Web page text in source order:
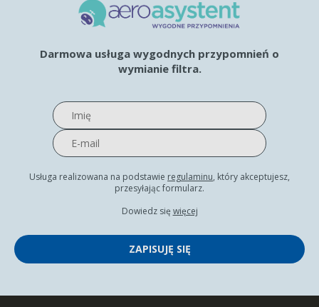
Darmowa usługa wygodnych przypomnień o
wymianie filtra.
Usługa realizowana na podstawie regulaminu, który akceptujesz,
przesyłając formularz.
Dowiedz się więcej
ZAPISUJĘ SIĘ